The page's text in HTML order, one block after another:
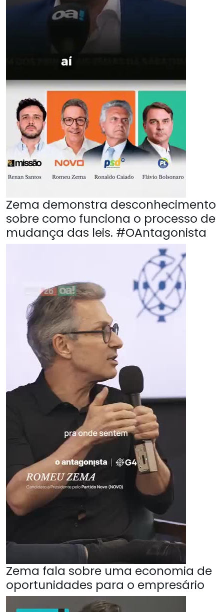
Zema demonstra desconhecimento
sobre como funciona o processo de
mudança das leis. #OAntagonista
Zema fala sobre uma economia de
oportunidades para o empresário